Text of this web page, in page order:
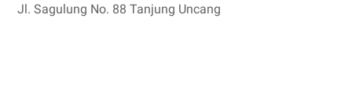
Jl. Sagulung No. 88 Tanjung Uncang